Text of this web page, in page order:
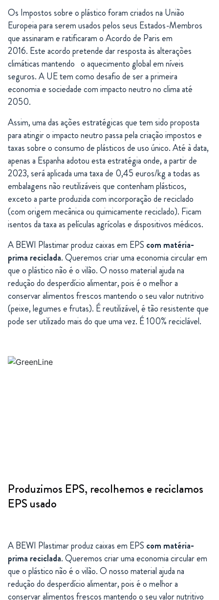
Os Impostos sobre o plástico foram criados na União
Europeia para serem usados pelos seus Estados-Membros
que assinaram e ratificaram o Acordo de Paris em
2016. Este acordo pretende dar resposta às alterações
climáticas mantendo o aquecimento global em níveis
seguros. A UE tem como desafio de ser a primeira
economia e sociedade com impacto neutro no clima até
2050.
Assim, uma das ações estratégicas que tem sido proposta
para atingir o impacto neutro passa pela criação impostos e
taxas sobre o consumo de plásticos de uso único. Até à data,
apenas a Espanha adotou esta estratégia onde, a partir de
2023, será aplicada uma taxa de 0,45 euros/kg a todas as
embalagens não reutilizáveis que contenham plásticos,
exceto a parte produzida com incorporação de reciclado
(com origem mecânica ou quimicamente reciclado). Ficam
isentos da taxa as películas agrícolas e dispositivos médicos.
A BEWI Plastimar produz caixas em EPS com matéria-
prima reciclada. Queremos criar uma economia circular em
que o plástico não é o vilão. O nosso material ajuda na
redução do desperdício alimentar, pois é o melhor a
conservar alimentos frescos mantendo o seu valor nutritivo
(peixe, legumes e frutas). É reutilizável, é tão resistente que
pode ser utilizado mais do que uma vez. É 100% reciclável.
Produzimos EPS, recolhemos e reciclamos
EPS usado
A BEWI Plastimar produz caixas em EPS com matéria-
prima reciclada. Queremos criar uma economia circular em
que o plástico não é o vilão. O nosso material ajuda na
redução do desperdício alimentar, pois é o melhor a
conservar alimentos frescos mantendo o seu valor nutritivo